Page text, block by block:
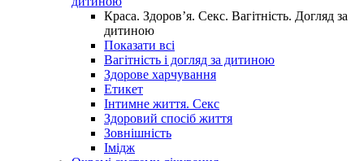
Краса. Здоров’я. Секс. Вагітність. Догляд за
дитиною
Показати всі
Вагітність і догляд за дитиною
Здорове харчування
Етикет
Інтимне життя. Секс
Здоровий спосіб життя
Зовнішність
Імідж